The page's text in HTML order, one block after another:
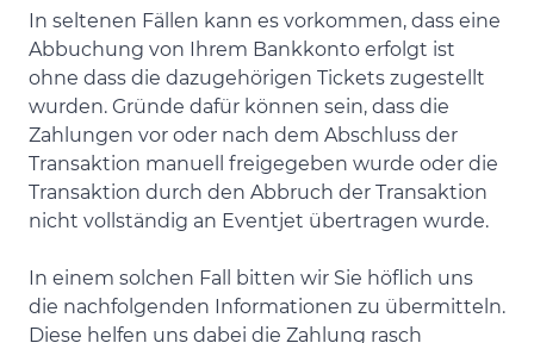
In seltenen Fällen kann es vorkommen, dass eine
Abbuchung von Ihrem Bankkonto erfolgt ist
ohne dass die dazugehörigen Tickets zugestellt
wurden. Gründe dafür können sein, dass die
Zahlungen vor oder nach dem Abschluss der
Transaktion manuell freigegeben wurde oder die
Transaktion durch den Abbruch der Transaktion
nicht vollständig an Eventjet übertragen wurde.
In einem solchen Fall bitten wir Sie höflich uns
die nachfolgenden Informationen zu übermitteln.
Diese helfen uns dabei die Zahlung rasch